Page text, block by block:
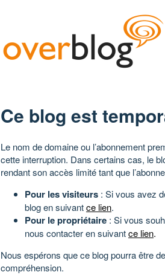
Ce blog est
Le nom de domaine ou l’abonnement
cette interruption. Dans certains cas, le
rendant son accès limité tant que
Pour les visiteurs : Si vous avez
blog en suivantce lien.
Pour le propriétaire : Si vous
nous contacter en suivantce lien.
Nous espérons que ce blog pourra être
compréhension.